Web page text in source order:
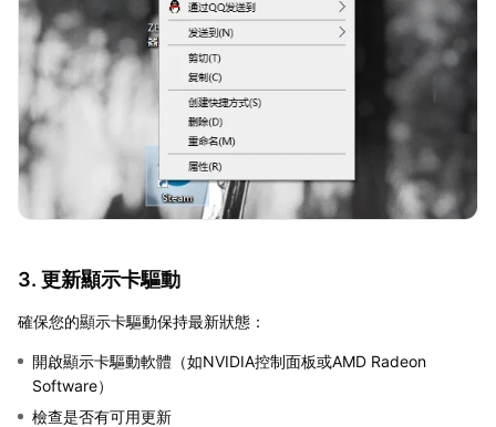
3. 更新顯示卡驅動
確保您的顯示卡驅動保持最新狀態：
開啟顯示卡驅動軟體（如NVIDIA控制面板或AMD Radeon
Software）
檢查是否有可用更新